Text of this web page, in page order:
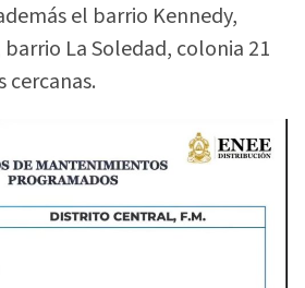
el barrio Kennedy,
La Soledad, colonia 21
cercanas.